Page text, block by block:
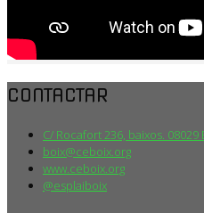
CONTACTAR
C/ Rocafort 236, baixos.
boix@ceboix.org
www.ceboix.org
@esplaiboix